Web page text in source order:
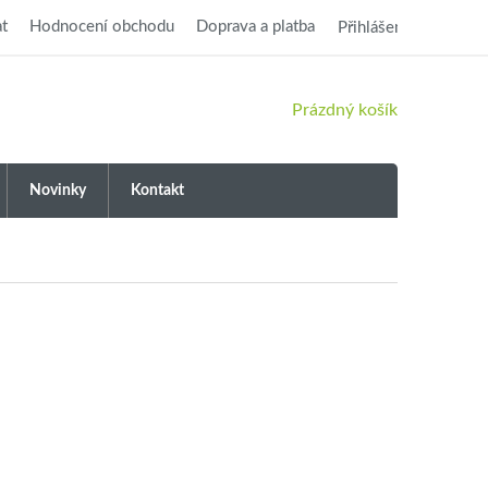
Hodnocení obchodu Doprava a platba Přihlášení
NÁKUPNÍ
Prázdný košík
Novinky Kontakt